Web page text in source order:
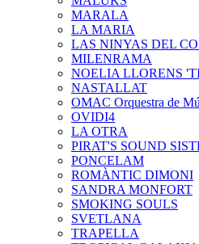
MARALA
LA MARIA
LAS NINYAS DEL
MILENRAMA
NOELIA LLORENS
NASTALLAT
OMAC Orquestra de
OVIDI4
LA OTRA
PIRAT'S SOUND
PONCELAM
ROMÀNTIC DIMONI
SANDRA MONFORT
SMOKING SOULS
SVETLANA
TRAPELLA